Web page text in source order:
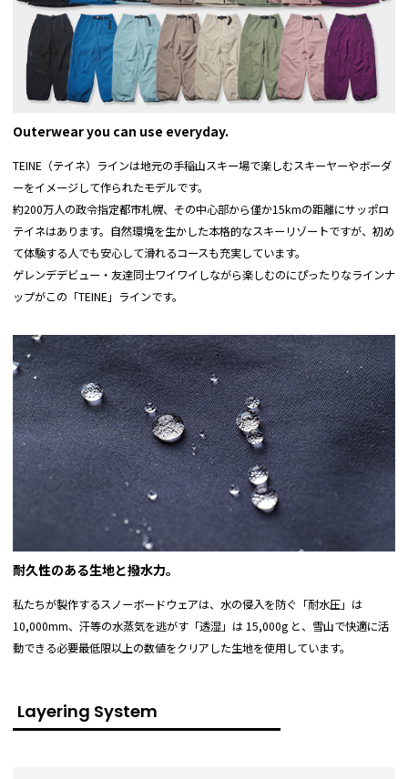
ファンクショ
ン：
ベンチレーション：両内股には、こもった熱を放
出するためのメッシュ仕様のベンチレーション。
立体裁断：両膝は立体裁断仕様。屈伸運動が楽に
行えます。
ブーツゲイター：ブーツの上から被せ、足元から
の雪や風の侵入をシャットアウト。
ロゴプリント：右足部分にはさりげないロゴプリ
バックポケット：左後ろには、ファスナー付きの
フラップポケット。
股下 67 68.5 70 71.5 73
(cm)
●実寸サイズは弊店スタッフが採寸した実寸値になっております。
●メジャーによる採寸のため、若干の誤差がでる場合がございます。
ください。
●商品サイズの測り方はこちらをご覧ください。
Outerwear you can use everyday.
TEINE（テイネ）ラインは地元の手稲山スキー場で楽しむスキーヤーやボーダ
ーをイメージして作られたモデルです。
約200万人の政令指定都市札幌、その中心部から僅か15kmの距離にサッポロ
テイネはあります。自然環境を生かした本格的なスキーリゾートですが、初め
て体験する人でも安心して滑れるコースも充実しています。
ゲレンデデビュー・友達同士ワイワイしながら楽しむのにぴったりなラインナ
ップがこの「TEINE」ラインです。
耐久性のある生地と撥水力。
私たちが製作するスノーボードウェアは、水の侵入を防ぐ「耐水圧」は
10,000mm、汗等の水蒸気を逃がす「透湿」は 15,000g と、雪山で快適に活
動できる必要最低限以上の数値をクリアした生地を使用しています。
Layering System